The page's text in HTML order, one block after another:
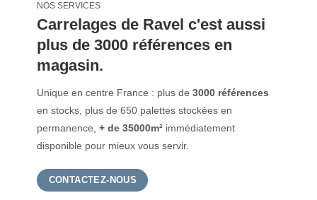
NOS SERVICES
Carrelages de Ravel c'est aussi
plus de 3000 références en
magasin.
Unique en centre France : plus de3000 références
en stocks, plus de 650 palettes stockées en
permanence,+ de 35000m² immédiatement
disponible pour mieux vous servir.
CONTACTEZ-NOUS